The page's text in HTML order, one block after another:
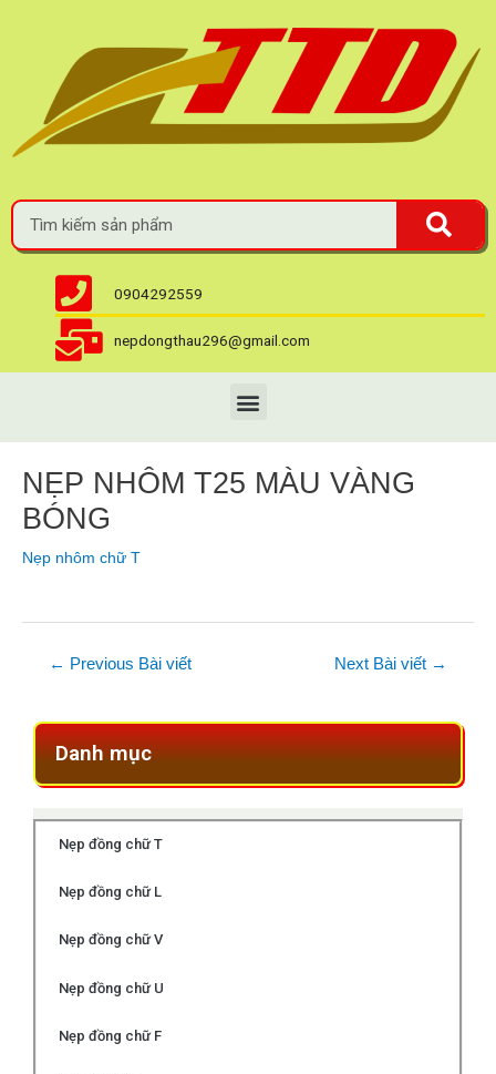
0904292559
nepdongthau296@gmail.com
Danh mục
Nẹp đồng chữ T
Nẹp đồng chữ L
Nẹp đồng chữ V
Nẹp đồng chữ U
Nẹp đồng chữ F
NẸP NHÔM T25 MÀU VÀNG
BÓNG
Nẹp nhôm chữ T
← Previous Bài viết Next Bài viết →